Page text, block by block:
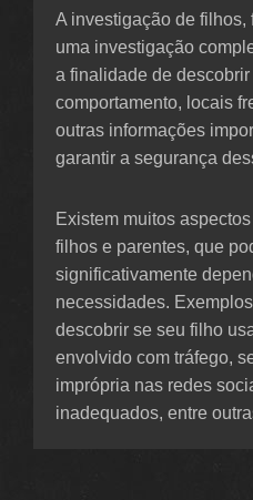
A investigação de filhos,
uma investigação
a finalidade de
comportamento, locais
outras informações
garantir a segurança
Existem muitos
filhos e parentes, que
significativamente
necessidades.
descobrir se seu filho
envolvido com tráfego,
imprópria nas redes
inadequados, entre